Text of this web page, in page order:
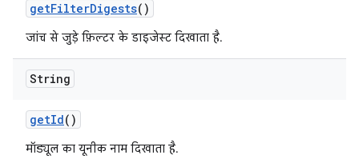
getFilterDigests()
जांच से जुड़े फ़िल्टर के डाइजेस्ट दिखाता है.
String
getId()
मॉड्यूल का यूनीक नाम दिखाता है.